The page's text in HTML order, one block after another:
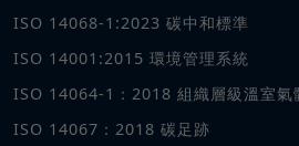
ISO 14068-1:2023 碳中和標準
ISO 14001:2015 環境管理系統
ISO 14064-1：2018 組織層級溫室氣
ISO 14067：2018 碳足跡